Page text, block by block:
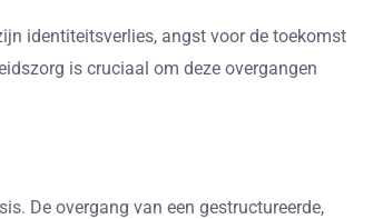
identiteitsverlies, angst voor de toekomst
is cruciaal om deze overgangen
De overgang van een gestructureerde,